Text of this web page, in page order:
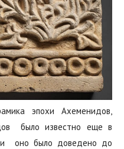
‬эпохи Ахеменидов‭,‭
было известно еще в
оно‭ ‬было доведено до